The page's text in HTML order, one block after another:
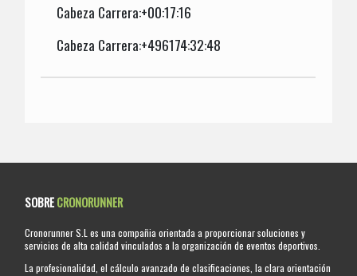
Cabeza Carrera:+00:17:16
Cabeza Carrera:+496174:32:48
SOBRECRONORUNNER
Cronorunner S.L es una compañia orientada a proporcionar soluciones y
servicios de alta calidad vinculados a la organización de eventos deportivos.
La profesionalidad, el cálculo avanzado de clasificaciones, la clara orientación